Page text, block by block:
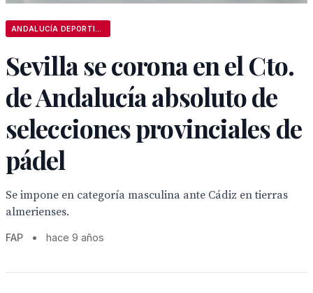
Sevilla se corona en el Cto.
de Andalucía absoluto de
selecciones provinciales de
pádel
Se impone en categoría masculina ante Cádiz en tierras
almerienses.
FAP • hace 9 años